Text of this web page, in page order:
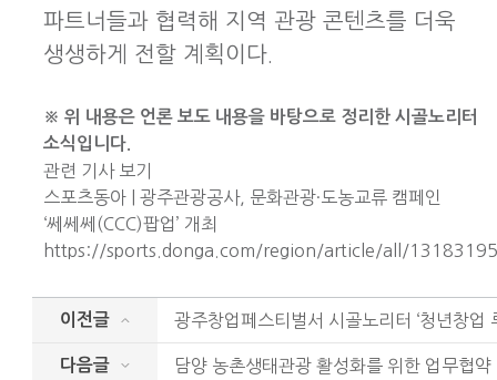
파트너들과 협력해 지역 관광 콘텐츠를 더욱
생생하게 전할 계획이다.
※ 위 내용은 언론 보도 내용을 바탕으로 정리한 시골노리터
소식입니다.
관련 기사 보기
스포츠동아 | 광주관광공사, 문화관광·도농교류 캠페인
‘쎄쎄쎄(CCC)팝업’ 개최
https://sports.donga.com/region/article/all/
이전글
다음글 담양 농촌생태관광 활성화를 위한 업무협약